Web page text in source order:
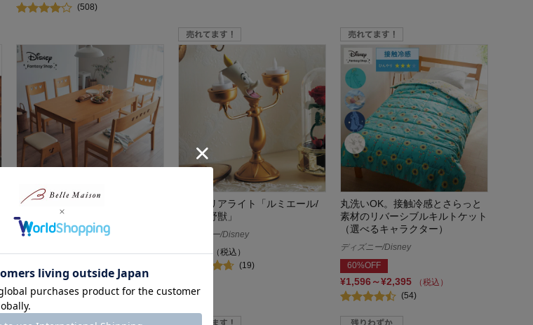
(508)
引出し付きダイニングテーブル
「ミッキーモチーフ」
ディズニー/Disney
¥49,900～¥59,900（税込）
インテリアライト「ルミエール/
美女と野獣」
ディズニー/Disney
¥9,900（税込）
(19)
丸洗いOK。接触冷感とさらっと
素材のリバーシブルキルトケット
（選べるキャラクター）
ディズニー/Disney
60%OFF
¥1,596～¥2,395
（税込）
(54)